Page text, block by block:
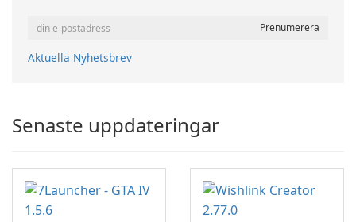
Aktuella Nyhetsbrev
Senaste uppdateringar